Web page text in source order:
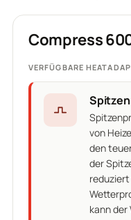
Compress
VERFÜGBARE
von
den
der
kann der